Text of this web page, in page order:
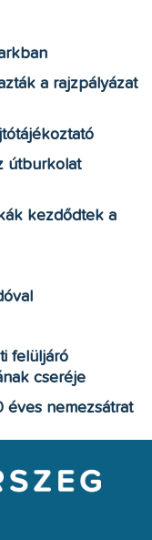
a rajzpályázat
útburkolat
kezdődtek a
felüljáró
cseréje
éves nemezsátrat